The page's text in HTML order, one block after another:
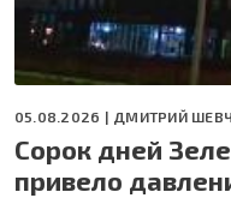
05.08.2026 | ДМИТРИЙ
Сорок дней
привело